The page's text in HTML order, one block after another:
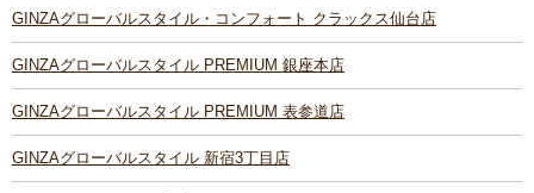
GINZAグローバルスタイル・コンフォート クラックス仙台店
GINZAグローバルスタイル PREMIUM 銀座本店
GINZAグローバルスタイル PREMIUM 表参道店
GINZAグローバルスタイル 新宿3丁目店